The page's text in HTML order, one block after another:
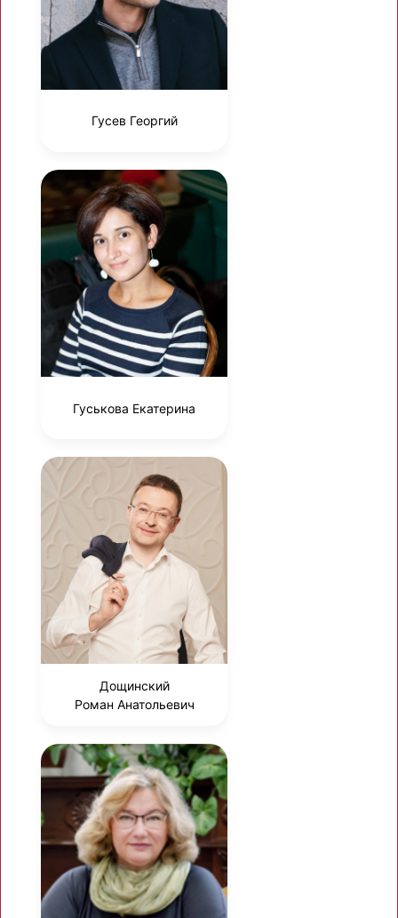
Гусев Георгий
Гуськова Екатерина
Дощинский
Роман Анатольевич